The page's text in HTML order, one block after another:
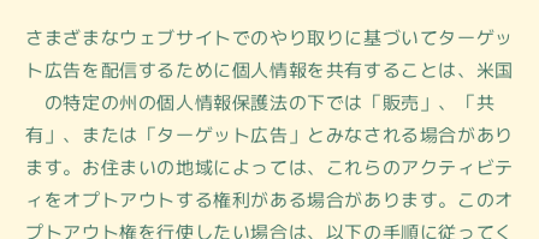
さまざまなウェブサイトでのやり取りに基づいてターゲッ
ト広告を配信するために個人情報を共有することは、米国
の特定の州の個人情報保護法の下では「販売」、「共
有」、または「ターゲット広告」とみなされる場合があり
ます。お住まいの地域によっては、これらのアクティビテ
ィをオプトアウトする権利がある場合があります。このオ
プトアウト権を行使したい場合は、以下の手順に従ってく